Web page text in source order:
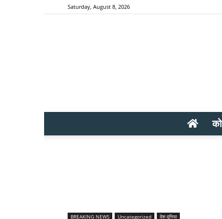
Saturday, August 8, 2026
BREAKING NEWS Uncategorized देश दुनिया